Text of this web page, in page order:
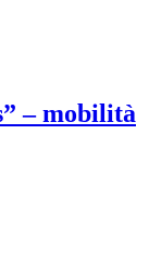
– mobilità